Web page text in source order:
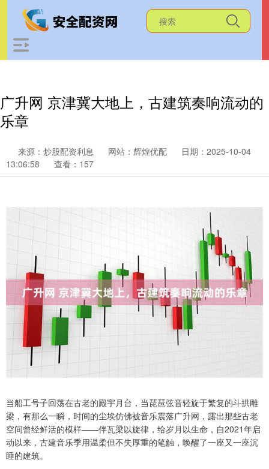
广升网 京津冀大地上，古建筑奏响流动的
乐章
来源：炒股配资利息 网站：辉煌优配
日期：2025-10-04
13:06:58
查看：157
当船工号子回荡在古老的殿宇月台，当琵琶弦音轻旋于繁复的斗拱雕
梁，有那么一瞬，时间的尘埃仿佛被音乐震落广升网，露出那些古老
空间曾经鲜活的模样——伴瓦梁以旋律，给岁月以生命，自2021年启
动以来，古建音乐季用温柔但不失厚重的笔触，唤醒了一座又一座沉
睡的建筑。